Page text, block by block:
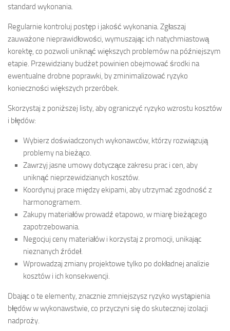
standard wykonania.
Regularnie kontroluj postęp i jakość wykonania. Zgłaszaj
zauważone nieprawidłowości, wymuszając ich natychmiastową
korektę, co pozwoli uniknąć większych problemów na późniejszym
etapie. Przewidziany budżet powinien obejmować środki na
ewentualne drobne poprawki, by zminimalizować ryzyko
konieczności większych przeróbek.
Skorzystaj z poniższej listy, aby ograniczyć ryzyko wzrostu kosztów
i błędów:
Wybierz doświadczonych wykonawców, którzy rozwiązują
problemy na bieżąco.
Zawrzyj jasne umowy dotyczące zakresu prac i cen, aby
uniknąć nieprzewidzianych kosztów.
Koordynuj prace między ekipami, aby utrzymać zgodność z
harmonogramem.
Zakupy materiałów prowadź etapowo, w miarę bieżącego
zapotrzebowania.
Negocjuj ceny materiałów i korzystaj z promocji, unikając
nieznanych źródeł.
Wprowadzaj zmiany projektowe tylko po dokładnej analizie
kosztów i ich konsekwencji.
Dbając o te elementy, znacznie zmniejszysz ryzyko wystąpienia
błędów w wykonawstwie, co przyczyni się do skutecznej izolacji
nadproży.